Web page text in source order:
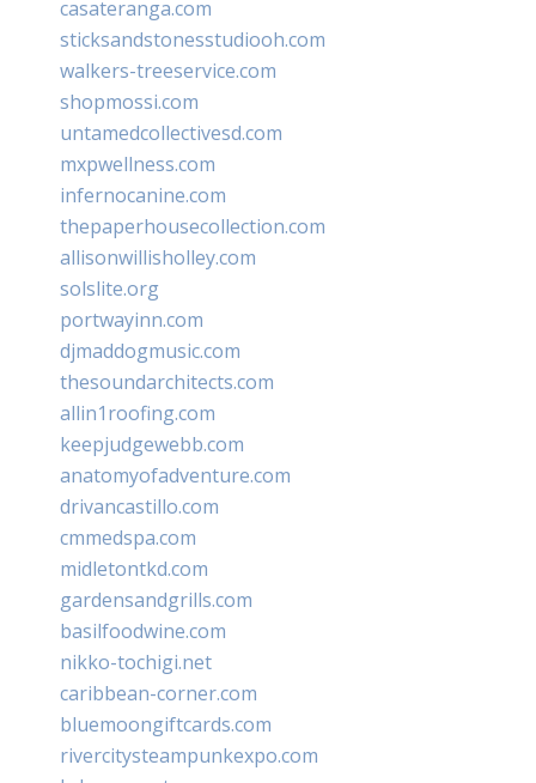
casateranga.com
sticksandstonesstudiooh.com
walkers-treeservice.com
shopmossi.com
untamedcollectivesd.com
mxpwellness.com
infernocanine.com
thepaperhousecollection.com
allisonwillisholley.com
solslite.org
portwayinn.com
djmaddogmusic.com
thesoundarchitects.com
allin1roofing.com
keepjudgewebb.com
anatomyofadventure.com
drivancastillo.com
cmmedspa.com
midletontkd.com
gardensandgrills.com
basilfoodwine.com
nikko-tochigi.net
caribbean-corner.com
bluemoongiftcards.com
rivercitysteampunkexpo.com